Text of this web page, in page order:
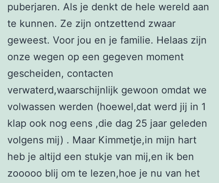
puberjaren. Als je denkt de hele wereld aan
te kunnen. Ze zijn ontzettend zwaar
geweest. Voor jou en je familie. Helaas zijn
onze wegen op een gegeven moment
gescheiden, contacten
verwaterd,waarschijnlijk gewoon omdat we
volwassen werden (hoewel,dat werd jij in 1
klap ook nog eens ,die dag 25 jaar geleden
volgens mij) . Maar Kimmetje,in mijn hart
heb je altijd een stukje van mij,en ik ben
zooooo blij om te lezen,hoe je nu van het